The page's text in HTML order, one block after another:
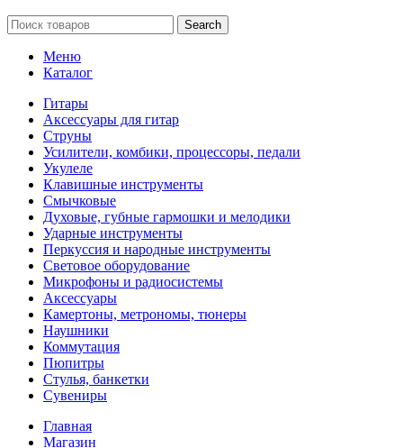
Search
Меню
Каталог
Гитары
Аксессуары для гитар
Струны
Усилители, комбики, процессоры, педали
Укулеле
Клавишные инструменты
Смычковые
Духовые, губные гармошки и мелодики
Ударные инструменты
Перкуссия и народные инструменты
Световое оборудование
Микрофоны и радиосистемы
Аксессуары
Камертоны, метрономы, тюнеры
Наушники
Коммутация
Пюпитры
Стулья, банкетки
Сувениры
Главная
Магазин